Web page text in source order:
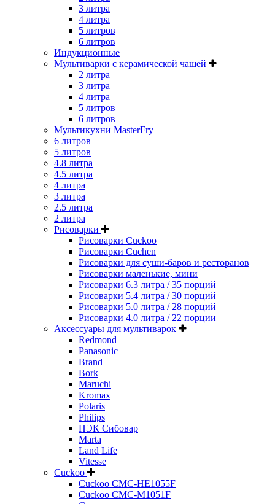
3 литра
4 литра
5 литров
6 литров
Индукционные
Мультиварки с керамической чашей
2 литра
3 литра
4 литра
5 литров
6 литров
Мультикухни MasterFry
6 литров
5 литров
4.8 литра
4.5 литра
4 литра
3 литра
2.5 литра
2 литра
Рисоварки
Рисоварки Cuckoo
Рисоварки Cuchen
Рисоварки для суши-баров и ресторанов
Рисоварки маленькие, мини
Рисоварки 6.3 литра / 35 порций
Рисоварки 5.4 литра / 30 порций
Рисоварки 5.0 литра / 28 порций
Рисоварки 4.0 литра / 22 порции
Аксессуары для мультиварок
Redmond
Panasonic
Brand
Bork
Maruchi
Kromax
Polaris
Philips
НЭК Сибовар
Marta
Land Life
Vitesse
Cuckoo
Cuckoo CMC-HE1055F
Cuckoo CMC-M1051F